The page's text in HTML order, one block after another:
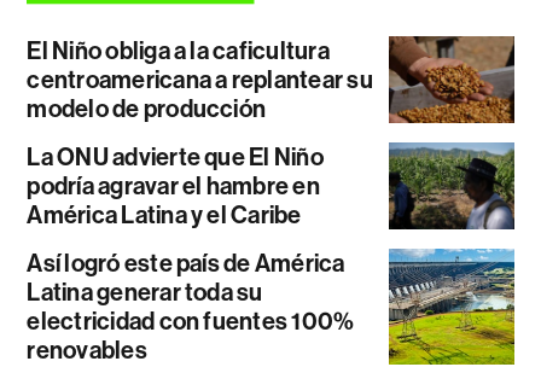
El Niño obliga a la caficultura
centroamericana a replantear su
modelo de producción
La ONU advierte que El Niño
podría agravar el hambre en
América Latina y el Caribe
Así logró este país de América
Latina generar toda su
electricidad con fuentes 100%
renovables